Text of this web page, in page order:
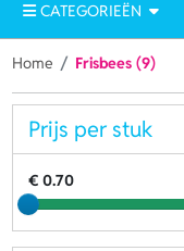
CATEGORIEËN
Home Frisbees (9)
Prijs per stuk
€ 0.70